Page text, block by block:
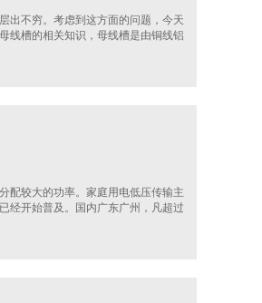
出不穷。考虑到这方面的问题，今天
线槽的相关知识，母线槽是由铜线铝
配较大的功率。家庭用电低压传输主
经开始普及。国内广东广州，凡超过